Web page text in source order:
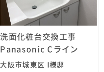
洗面化粧台交換工事
Panasonic Cライン
大阪市城東区 I様邸